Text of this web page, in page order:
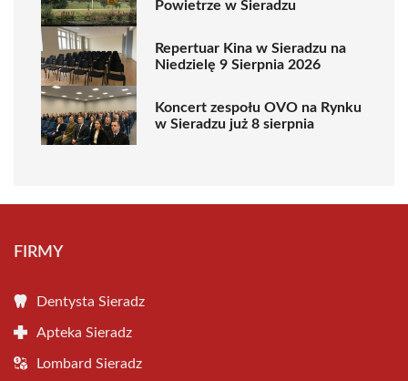
Powietrze w Sieradzu
Repertuar Kina w Sieradzu na
Niedzielę 9 Sierpnia 2026
Koncert zespołu OVO na Rynku
w Sieradzu już 8 sierpnia
FIRMY
Dentysta Sieradz
Apteka Sieradz
Lombard Sieradz